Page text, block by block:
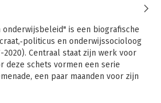
is een biografische
en onderwijssocioloog
2020). Centraal staat zijn werk voor
deze schets vormen een serie
een paar maanden voor zijn